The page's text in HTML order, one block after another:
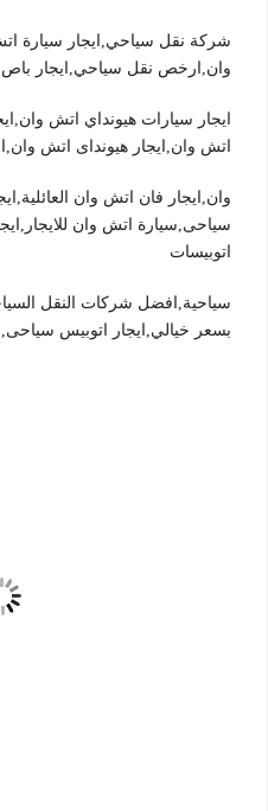
شركة نقل سياحي,ايجار سيارة
وان,ارخص نقل سياحي,ايجار
ايجار سيارات هيونداي اتش
اتش وان,ايجار هيونداى اتش
وان,ايجار فان اتش وان
سياحى,سيارة اتش وان
اتوبيسات
سياحية,افضل شركات النقل
بسعر خيالي,ايجار اتوبيس